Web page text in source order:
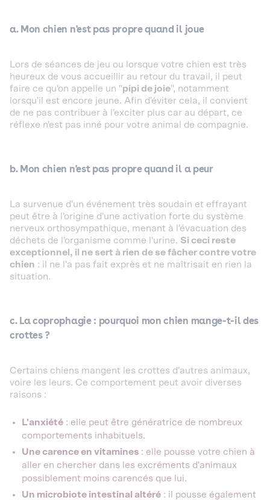
a. Mon chien n'est pas propre quand il joue
Lors de séances de jeu ou lorsque votre chien est très
heureux de vous accueillir au retour du travail, il peut
faire ce qu'on appelle un "pipi de joie", notamment
lorsqu'il est encore jeune. Afin d'éviter cela, il convient
de ne pas contribuer à l'exciter plus car au départ, ce
réflexe n'est pas inné pour votre animal de compagnie.
b. Mon chien n'est pas propre quand il a peur
La survenue d'un événement très soudain et effrayant
peut être à l'origine d'une activation forte du système
nerveux orthosympathique, menant à l'évacuation des
déchets de l'organisme comme l'urine. Si ceci reste
exceptionnel, il ne sert à rien de se fâcher contre votre
chien : il ne l'a pas fait exprès et ne maîtrisait en rien la
situation.
c. La coprophagie : pourquoi mon chien mange-t-il des
crottes ?
Certains chiens mangent les crottes d'autres animaux,
voire les leurs. Ce comportement peut avoir diverses
raisons :
L'anxiété : elle peut être génératrice de nombreux
comportements inhabituels.
Une carence en vitamines : elle pousse votre chien à
aller en chercher dans les excréments d'animaux
possiblement moins carencés que lui.
Un microbiote intestinal altéré : il pousse également